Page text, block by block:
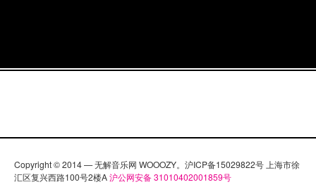
Copyright © 2014 — 无解音乐网 WOOOZY。沪ICP备15029822号 上海市徐
汇区复兴西路100号2楼A沪公网安备 31010402001859号